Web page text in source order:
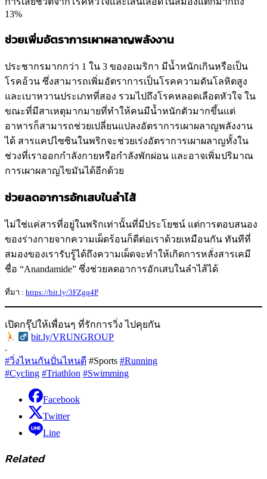
13%
ช่วยเพิ่มอัตราการเผาผลาญพลังงาน
ประชากรมากกว่า 1 ใน 3 ของอเมริกา มีน้ำหนักเกินหรือเป็น
โรคอ้วน ซึ่งสามารถเพิ่มอัตราการเป็นโรคความดันโลหิตสูง
และเบาหวานประเภทที่สอง รวมไปถึงโรคหลอดเลือดหัวใจ ใน
ขณะที่มีสาเหตุมากมายที่ทำให้คนมีน้ำหนักตัวมากขึ้นแต่
อาหารก็สามารถช่วยเปลี่ยนแปลงอัตราการเผาผลาญพลังงาน
ได้ สารแคปไซซินในพริกจะช่วยเร่งอัตราการเผาผลาญทั้งใน
ช่วงที่เราออกกำลังกายหรือกำลังพักผ่อน และอาจเพิ่มปริมาณ
การเผาผลาญไขมันได้อีกด้วย
ช่วยลดอาการอักเสบในลำไส้
ไม่ใช่แค่สารที่อยู่ในพริกเท่านั้นที่มีประโยชน์ แต่การตอบสนอง
ของร่างกายจากความเผ็ดร้อนก็ดีต่อเราด้วยเหมือนกัน ทันทีที่
สมองของเรารับรู้ได้ถึงความเผ็ดจะทำให้เกิดการหลั่งสารเคมี
ชื่อ “Anandamide” ซึ่งช่วยลดอาการอักเสบในลำไส้ได้
ที่มา : https://bit.ly/3FZgq4P
เปิดกรุ๊ปให้เพื่อนๆ ที่รักการวิ่ง ไปคุยกัน
bit.ly/VRUNGROUP
.
#วิ่งไหนกันปั่นไหนดี #Sports #Running
#Cycling #Triathlon #Swimming
Facebook
Twitter
Line
Related